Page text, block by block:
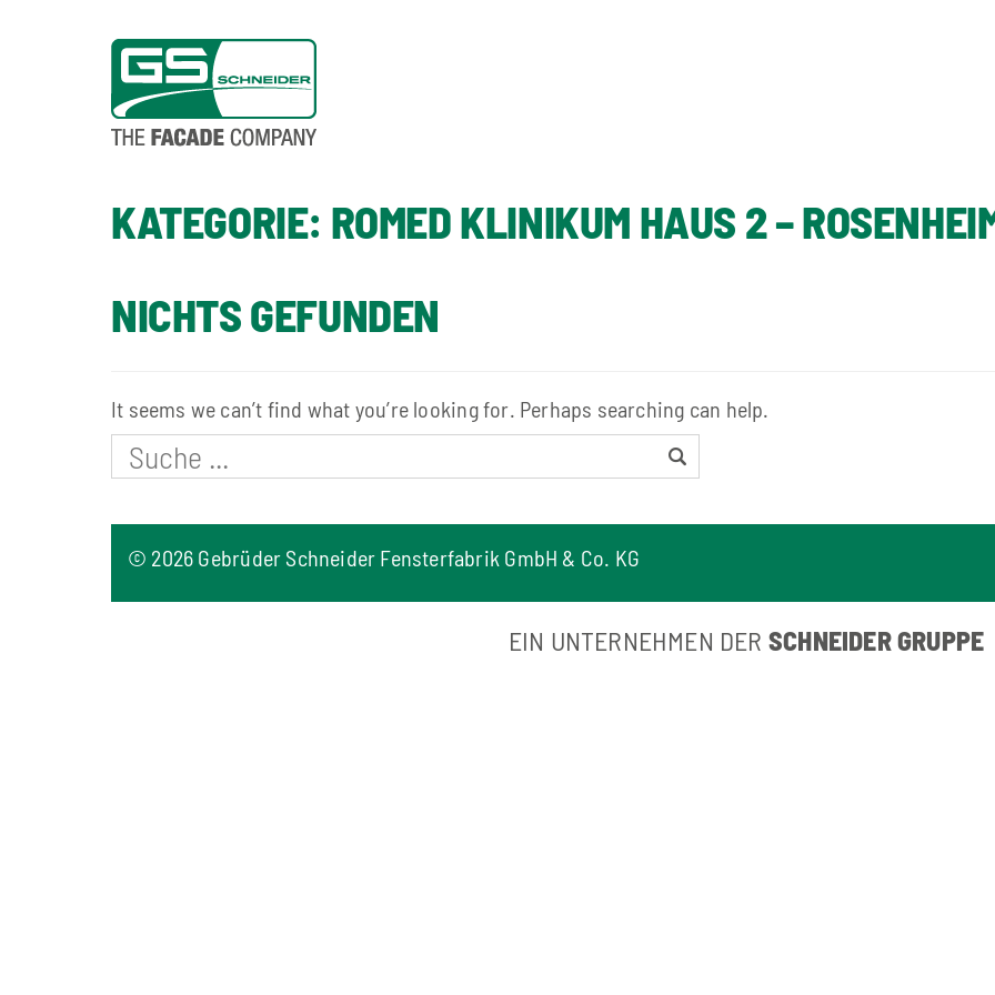
KATEGORIE: ROMED KLINIKUM HAUS 2 –
NICHTS GEFUNDEN
It seems we can’t find what you’re looking for. Perhaps searching can help.
© 2026 Gebrüder Schneider Fensterfabrik GmbH & Co. KG
EIN UNTERNEHMEN DER SCHNEIDER GRUPPE